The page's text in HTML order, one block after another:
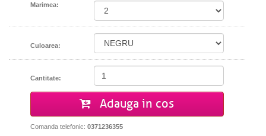
Marimea:
Culoarea:
Cantitate:
Adauga in cos
Comanda telefonic: 0371236355